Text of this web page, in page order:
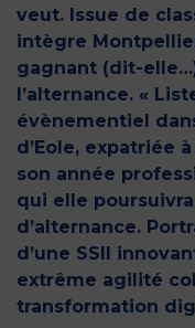
veut. Issue de
intègre
gagnant (dit-
l’alternance. «
évènementiel
d’Eole, expatriée
son année
qui elle
d’alternance.
d’une SSII
extrême agilité
transformation